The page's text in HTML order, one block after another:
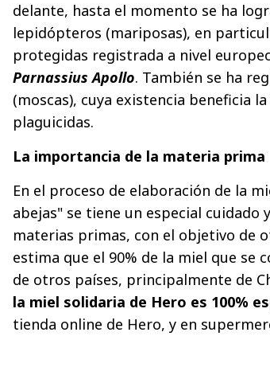
delante, hasta el momento se ha
lepidópteros (mariposas), en
protegidas registrada a nivel
Parnassius Apollo. También se ha
(moscas), cuya existencia beneficia
plaguicidas.
La importancia de la materia prima
En el proceso de elaboración de la
abejas" se tiene un especial cuidado
materias primas, con el objetivo de
estima que el 90% de la miel que se
de otros países, principalmente de
la miel solidaria de Hero es 100%
tienda online de Hero, y en